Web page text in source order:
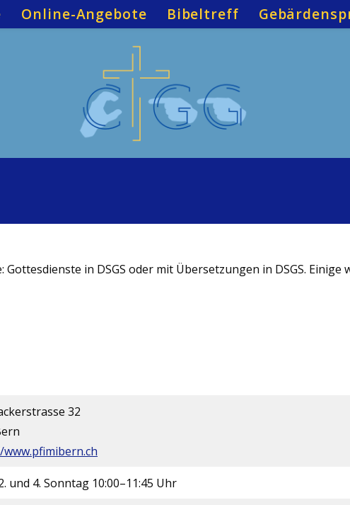
Online-Angebote Bibeltreff
in DSGS oder mit Übersetzungen in DSGS. Einige
32
und 4. Sonntag 10:00–11:45 Uhr